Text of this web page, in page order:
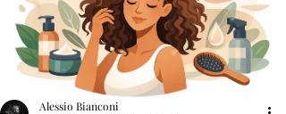
Alessio Bianconi